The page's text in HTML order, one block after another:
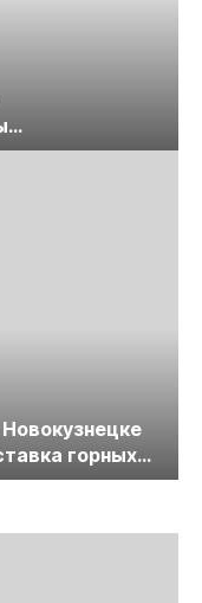
экспертизы
горных
России и